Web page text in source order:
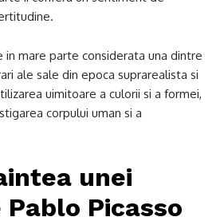
in mare parte considerata una dintre
ale sale din epoca suprarealista si
uimitoare a culorii si a formei,
corpului uman si a
unei
Picasso